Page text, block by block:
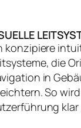
konzipiere
die
in
So